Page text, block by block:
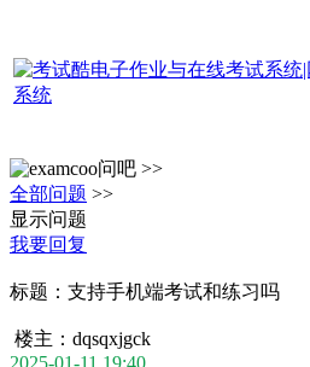
问吧 >>
全部问题 >>
显示问题
我要回复
标题： 支持手机端考试和练习吗
楼主： dqsqxjgck
2025-01-11 19:40